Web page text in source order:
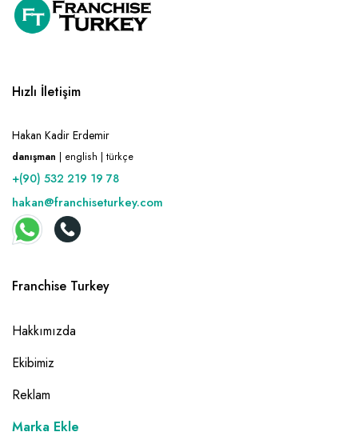
Hızlı İletişim
Hakan Kadir Erdemir
danışman | english | türkçe
+(90) 532 219 19 78
hakan@franchiseturkey.com
Franchise Turkey
Hakkımızda
Ekibimiz
Reklam
Marka Ekle